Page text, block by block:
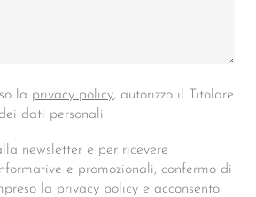
la privacy policy, autorizzo il Titolare
dati personali
newsletter e per ricevere
e promozionali, confermo di
la privacy policy e acconsento